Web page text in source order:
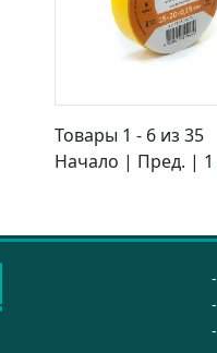
Товары 1 - 6 из 35
Начало | Пред. | 1